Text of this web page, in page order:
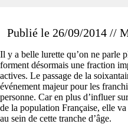
Publié le 26/09/2014 //
Il y a belle lurette qu’on ne parle
forment désormais une fraction
actives. Le passage de la
événement majeur pour les
personne. Car en plus d’influer
de la population Française, elle
au sein de cette tranche d’âge.